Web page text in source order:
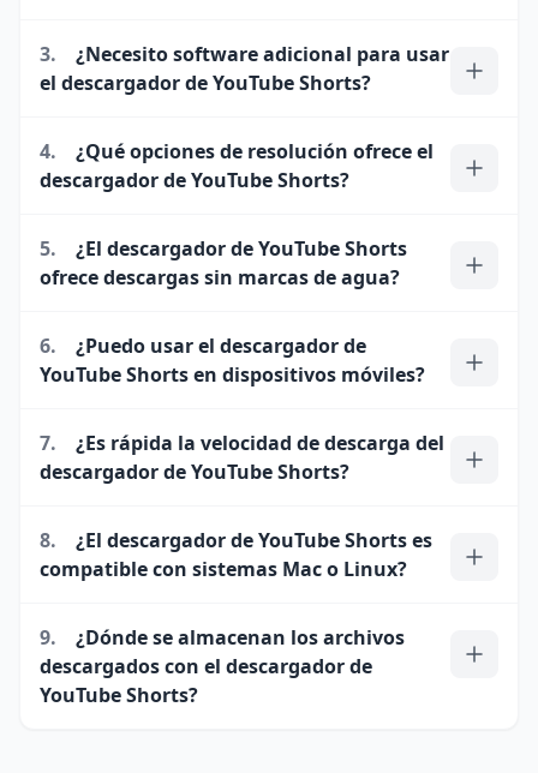
3.
¿Necesito software adicional para usar
el descargador de YouTube Shorts?
4.
¿Qué opciones de resolución ofrece el
descargador de YouTube Shorts?
5.
¿El descargador de YouTube Shorts
ofrece descargas sin marcas de agua?
6.
¿Puedo usar el descargador de
YouTube Shorts en dispositivos móviles?
7.
¿Es rápida la velocidad de descarga del
descargador de YouTube Shorts?
8.
¿El descargador de YouTube Shorts es
compatible con sistemas Mac o Linux?
9.
¿Dónde se almacenan los archivos
descargados con el descargador de
YouTube Shorts?